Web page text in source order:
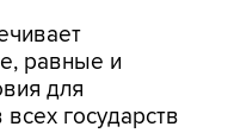
равные и
для
государств